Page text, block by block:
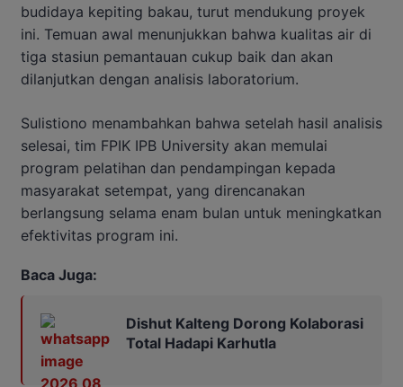
budidaya kepiting bakau, turut mendukung proyek
ini. Temuan awal menunjukkan bahwa kualitas air di
tiga stasiun pemantauan cukup baik dan akan
dilanjutkan dengan analisis laboratorium.
Sulistiono menambahkan bahwa setelah hasil analisis
selesai, tim FPIK IPB University akan memulai
program pelatihan dan pendampingan kepada
masyarakat setempat, yang direncanakan
berlangsung selama enam bulan untuk meningkatkan
efektivitas program ini.
Baca Juga:
Dishut Kalteng Dorong Kolaborasi
Total Hadapi Karhutla